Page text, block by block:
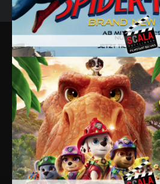
Programm Tickets Snacks
Filter deaktivieren
Genre
Alle TageHeute